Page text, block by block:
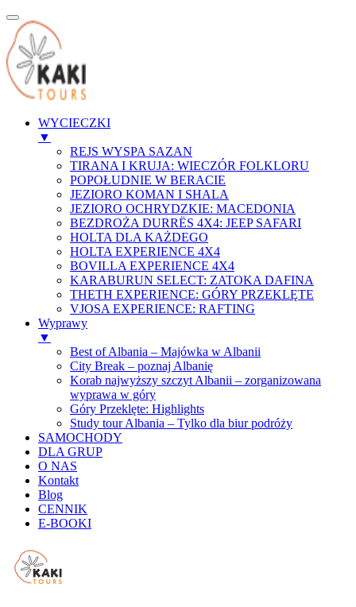
WYCIECZKI
▼
REJS WYSPA SAZAN
TIRANA I KRUJA: WIECZÓR FOLKLORU
POPOŁUDNIE W BERACIE
JEZIORO KOMAN I SHALA
JEZIORO OCHRYDZKIE: MACEDONIA
BEZDROŻA DURRЁS 4X4: JEEP SAFARI
HOLTA DLA KAŻDEGO
HOLTA EXPERIENCE 4X4
BOVILLA EXPERIENCE 4X4
KARABURUN SELECT: ZATOKA DAFINA
THETH EXPERIENCE: GÓRY PRZEKLĘTE
VJOSA EXPERIENCE: RAFTING
Wyprawy
▼
Best of Albania – Majówka w Albanii
City Break – poznaj Albanię
Korab najwyższy szczyt Albanii – zorganizowana
wyprawa w góry
Góry Przeklęte: Highlights
Study tour Albania – Tylko dla biur podróży
SAMOCHODY
DLA GRUP
O NAS
Kontakt
Blog
CENNIK
E-BOOKI